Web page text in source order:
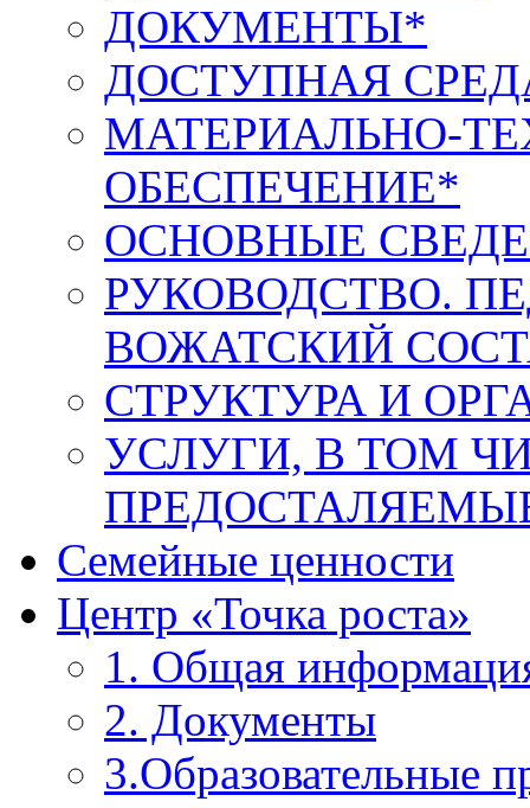
ДОКУМЕНТЫ*
ДОСТУПНАЯ
МАТЕРИАЛЬНО-
ОБЕСПЕЧЕНИЕ*
ОСНОВНЫЕ
РУКОВОДСТВО.
ВОЖАТСКИЙ
СТРУКТУРА И
УСЛУГИ, В ТОМ
Семейные ценности
Центр «Точка роста»
1. Общая
2. Документы
3.Образовательные